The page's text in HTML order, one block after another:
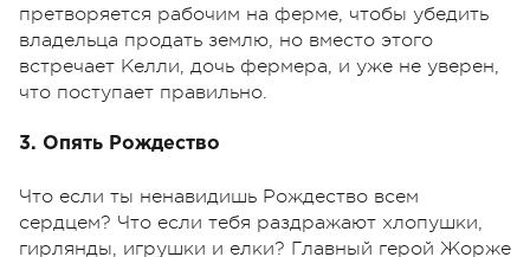
претворяется рабочим на ферме, чтобы убедить
владельца продать землю, но вместо этого
встречает Келли, дочь фермера, и уже не уверен,
что поступает правильно.
3. Опять Рождество
Что если ты ненавидишь Рождество всем
сердцем? Что если тебя раздражают хлопушки,
гирлянды, игрушки и елки? Главный герой Жорже